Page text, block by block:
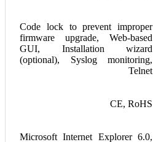
Code lock to prevent improper
firmware upgrade, Web-based
GUI, Installation wizard
(optional), Syslog monitoring,
Telnet
CE, RoHS
Microsoft Internet Explorer 6.0,